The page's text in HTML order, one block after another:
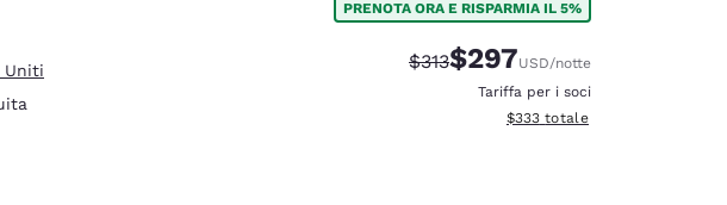
Uniti
PRENOTA ORA E RISPARMIA IL 5%
Tariffa di barratura:
$313Tariffa scontata:
$297USD/notte
Tariffa per i soci
Visualizza i dettagli totali
$333 totale